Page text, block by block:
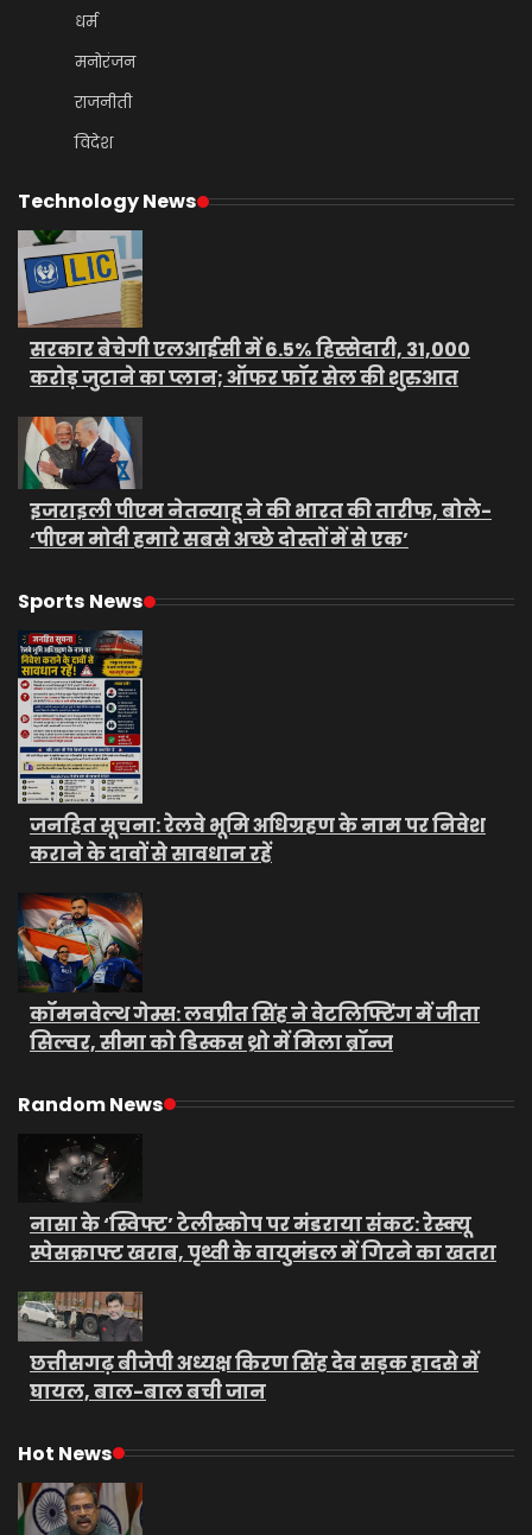
धर्म
मनोरंजन
राजनीती
विदेश
Technology News
सरकार बेचेगी एलआईसी में 6.5% हिस्सेदारी, 31,000
करोड़ जुटाने का प्लान; ऑफर फॉर सेल की शुरुआत
इजराइली पीएम नेतन्याहू ने की भारत की तारीफ, बोले-
‘पीएम मोदी हमारे सबसे अच्छे दोस्तों में से एक’
Sports News
जनहित सूचना: रेलवे भूमि अधिग्रहण के नाम पर निवेश
कराने के दावों से सावधान रहें
कॉमनवेल्थ गेम्स: लवप्रीत सिंह ने वेटलिफ्टिंग में जीता
सिल्वर, सीमा को डिस्कस थ्रो में मिला ब्रॉन्ज
Random News
नासा के ‘स्विफ्ट’ टेलीस्कोप पर मंडराया संकट: रेस्क्यू
स्पेसक्राफ्ट खराब, पृथ्वी के वायुमंडल में गिरने का खतरा
छत्तीसगढ़ बीजेपी अध्यक्ष किरण सिंह देव सड़क हादसे में
घायल, बाल-बाल बची जान
Hot News